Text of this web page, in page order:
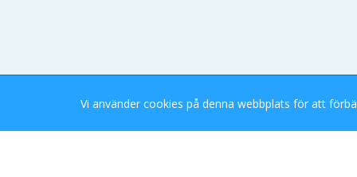
Stockholms Stad eDok Meetings
Vi använder cookies på denna webbplats för att